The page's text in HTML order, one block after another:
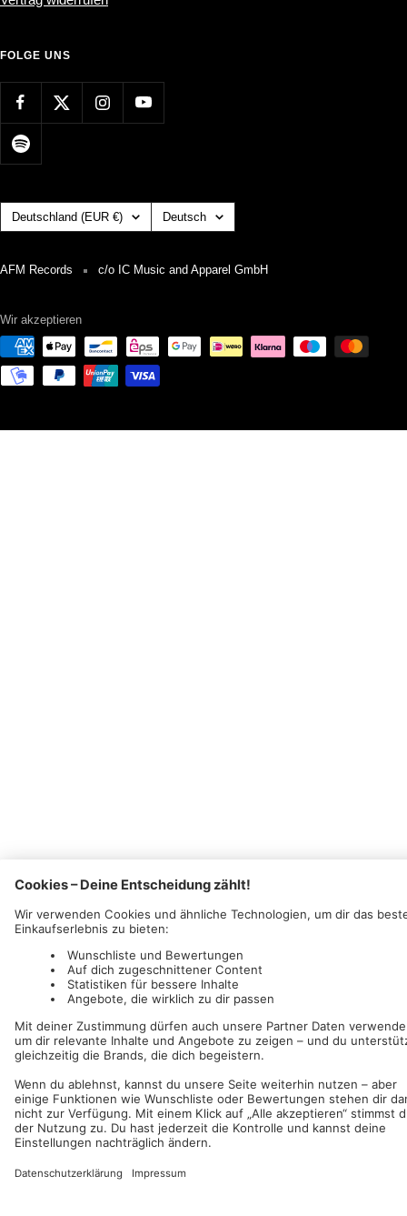
FOLGE UNS
Land/Region Deutschland (EUR €) Sprache
Deutsch
AFM Records c/o IC Music and Apparel GmbH
Wir akzeptieren